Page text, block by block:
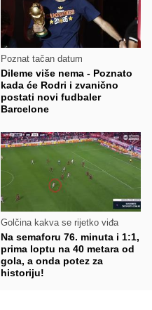
Poznat tačan datum
Dileme više nema - Poznato
kada će Rodri i zvanično
postati novi fudbaler
Barcelone
Golčina kakva se rijetko viđa
Na semaforu 76. minuta i 1:1,
prima loptu na 40 metara od
gola, a onda potez za
historiju!